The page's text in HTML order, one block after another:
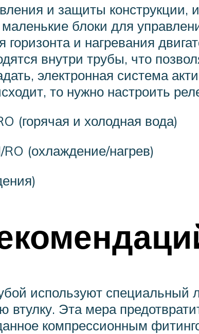
и защиты конструкции,
блоки для
и нагревания
внутри трубы, что
электронная система
то нужно настроить
(горячая и холодная вода)
(охлаждение/нагрев)
используют специальный
Эта мера
компрессионным